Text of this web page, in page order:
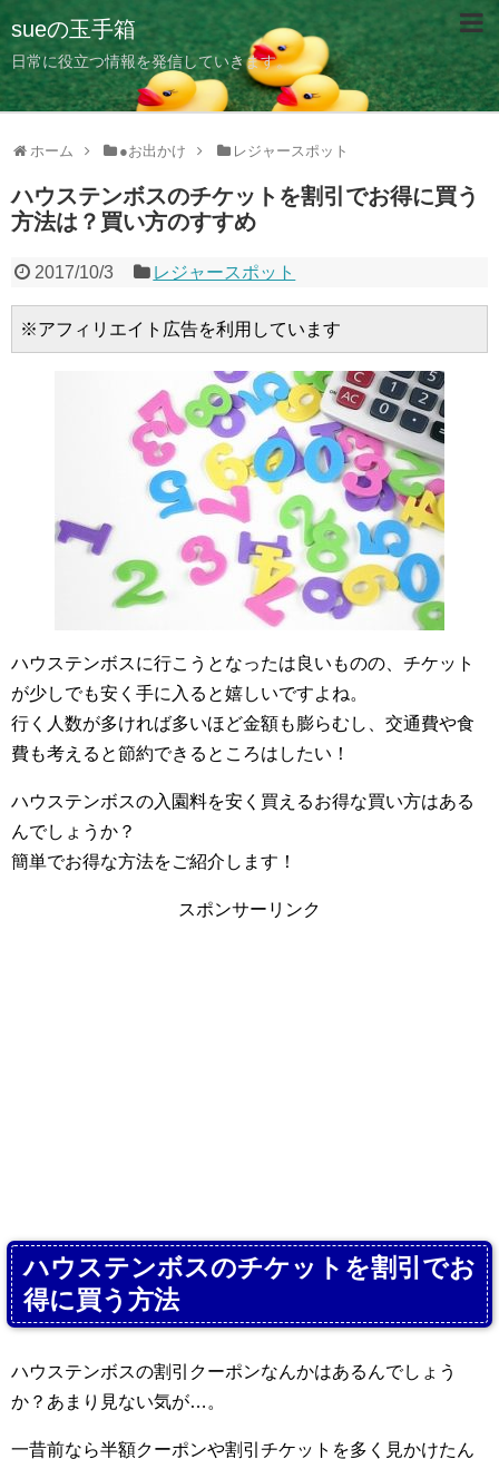
sueの玉手箱
日常に役立つ情報を発信していきます。
ホーム ●お出かけ レジャースポット
ハウステンボスのチケットを割引でお得に買う
方法は？買い方のすすめ
2017/10/3 レジャースポット
※アフィリエイト広告を利用しています
ハウステンボスに行こうとなったは良いものの、チケット
が少しでも安く手に入ると嬉しいですよね。
行く人数が多ければ多いほど金額も膨らむし、交通費や食
費も考えると節約できるところはしたい！
ハウステンボスの入園料を安く買えるお得な買い方はある
んでしょうか？
簡単でお得な方法をご紹介します！
スポンサーリンク
ハウステンボスのチケットを割引でお
得に買う方法
ハウステンボスの割引クーポンなんかはあるんでしょう
か？あまり見ない気が…。
一昔前なら半額クーポンや割引チケットを多く見かけたん